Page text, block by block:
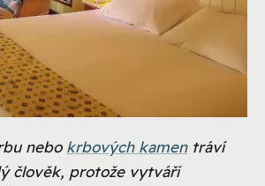
nebo krbových kamentráví
člověk, protože vytváří